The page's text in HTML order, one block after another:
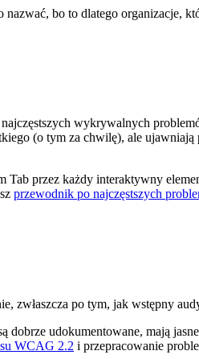
bo to dlatego organizacje,
wykrywalnych
(o tym za chwilę), ale
przez każdy interaktywny
przewodnik po najczęstszych
zwłaszcza po tym, jak wstępny
udokumentowane, mają
WCAG 2.2 i przepracowanie